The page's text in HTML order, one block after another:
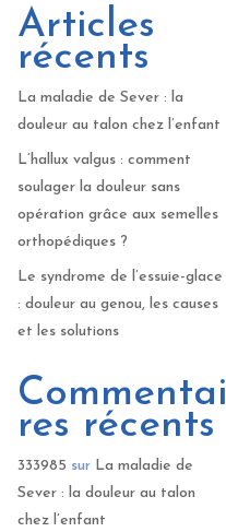
Articles
récents
La maladie de Sever : la
douleur au talon chez l’enfant
L’hallux valgus : comment
soulager la douleur sans
opération grâce aux semelles
orthopédiques ?
Le syndrome de l’essuie-glace
: douleur au genou, les causes
et les solutions
Commentai
res récents
333985 sur La maladie de
Sever : la douleur au talon
chez l’enfant